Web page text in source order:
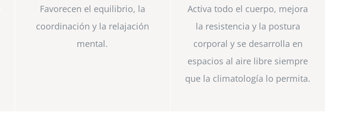
Favorecen el equilibrio, la
coordinación y la relajación
mental.
Activa todo el cuerpo, mejora
la resistencia y la postura
corporal y se desarrolla en
espacios al aire libre siempre
que la climatología lo permita.